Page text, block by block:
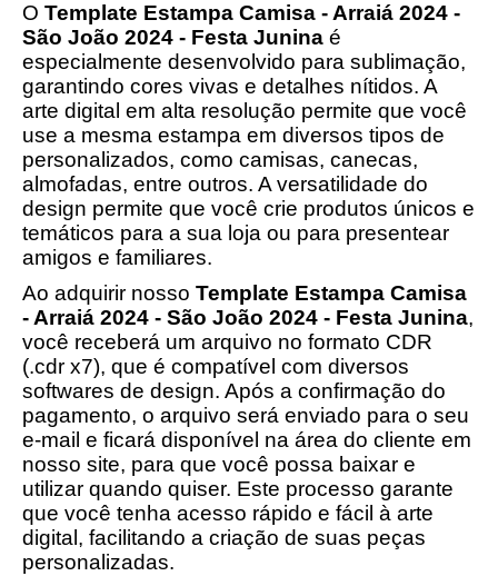
O Template Estampa Camisa - Arraiá 2024 -
São João 2024 - Festa Junina é
especialmente desenvolvido para sublimação,
garantindo cores vivas e detalhes nítidos. A
arte digital em alta resolução permite que você
use a mesma estampa em diversos tipos de
personalizados, como camisas, canecas,
almofadas, entre outros. A versatilidade do
design permite que você crie produtos únicos e
temáticos para a sua loja ou para presentear
amigos e familiares.
Ao adquirir nosso Template Estampa Camisa
- Arraiá 2024 - São João 2024 - Festa Junina,
você receberá um arquivo no formato CDR
(.cdr x7), que é compatível com diversos
softwares de design. Após a confirmação do
pagamento, o arquivo será enviado para o seu
e-mail e ficará disponível na área do cliente em
nosso site, para que você possa baixar e
utilizar quando quiser. Este processo garante
que você tenha acesso rápido e fácil à arte
digital, facilitando a criação de suas peças
personalizadas.